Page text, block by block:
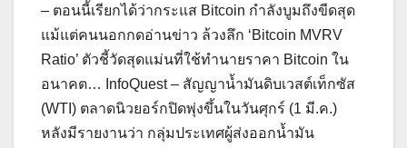
– ตอนนี้เรียกได้ว่ากระแส Bitcoin กำลังบูมถึงขีดสุด
แม้แต่คนนอกกดอ่านข่าว ล้วงลึก ‘Bitcoin MVRV
Ratio’ ตัวชี้วัดสุดแม่นที่ใช้ทำนายราคา Bitcoin ใน
อนาคต… InfoQuest – สัญญาน้ำมันดิบเวสต์เท็กซัส
(WTI) ตลาดนิวยอร์กปิดพุ่งขึ้นในวันศุกร์ (1 มี.ค.)
หลังมีรายงานว่า กลุ่มประเทศผู้ส่งออกน้ำมัน